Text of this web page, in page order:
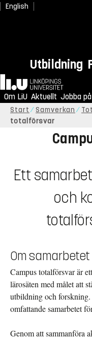
English
Utbildning
Hem
Om LiU Aktuellt Jobba
Start Samverkan
totalförsvar
Ett
och
Om samarbetet
Campus totalförsvar är
lärosäten med målet att
utbildning och
omfattande samarbetet
Genom att sammanföra